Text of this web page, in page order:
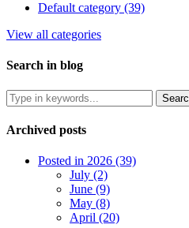
Default category (39)
View all categories
Search in blog
Archived posts
Posted in 2026 (39)
July (2)
June (9)
May (8)
April (20)